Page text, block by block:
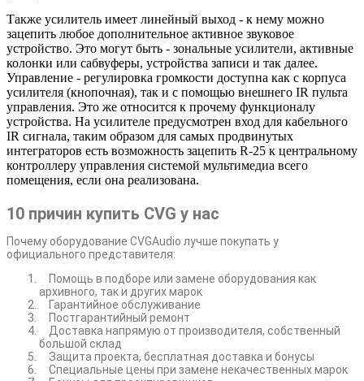
Также усилитель имеет линейный выход - к нему можно
зацепить любое дополнительное активное звуковое
устройство. Это могут быть - зональные усилители, активные
колонки или сабвуферы, устройства записи и так далее.
Управление - регулировка громкости доступна как с корпуса
усилителя (кнопочная), так и с помощью внешнего IR пульта
управления. Это же относится к прочему функционалу
устройства. На усилителе предусмотрен вход для кабельного
IR сигнала, таким образом для самых продвинутых
интеграторов есть возможность зацепить R-25 к центральному
контроллеру управления системой мультимедиа всего
помещения, если она реализована.
10 причин купить CVG у нас
Почему оборудование CVGAudio лучше покупать у
официального представителя:
Помощь в подборе или замене оборудования как
архивного, так и других марок
Гарантийное обслуживание
Постгарантийный ремонт
Доставка напрямую от производителя, собственный
большой склад
Защита проекта, бесплатная доставка и бонусы
Специальные цены при замене некачественных марок